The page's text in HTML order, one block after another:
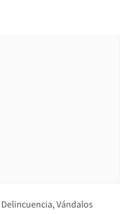
Delincuencia Vándalos